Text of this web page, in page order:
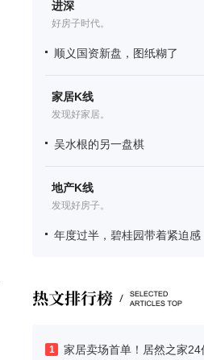
进深
好房子时代。
顺义国资新盘，图纸糊了
家居K线
发现好家居。
吴水根的另一盘棋
地产K线
发现好房子。
年度过半，碧桂园带着紧迫感
1
家居卖场首单！居然之家24